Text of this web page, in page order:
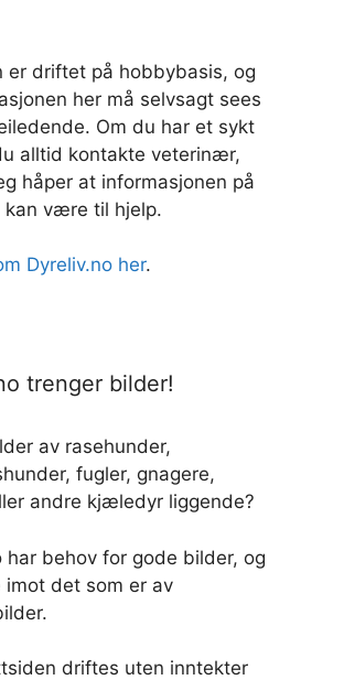
er driftet på hobbybasis, og
her må selvsagt sees
Om du har et sykt
alltid kontakte veterinær,
håper at informasjonen på
kan være til hjelp.
Dyreliv.no her.
trenger bilder!
av rasehunder,
fugler, gnagere,
andre kjæledyr liggende?
har behov for gode bilder, og
imot det som er av
driftes uten inntekter